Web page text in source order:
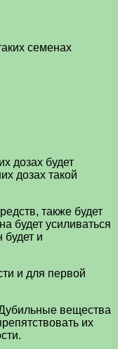
семенах
дозах будет
дозах такой
также будет
будет усиливаться
и
и для первой
вещества
их